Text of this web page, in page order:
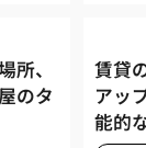
所、
のタ
賃貸
アッ
能的